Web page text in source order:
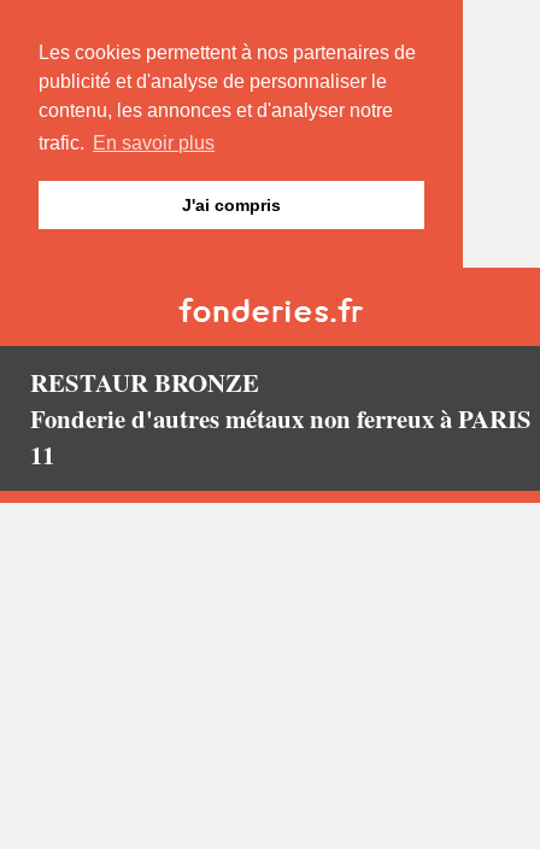
Les cookies permettent à nos partenaires de
publicité et d'analyse de personnaliser le
contenu, les annonces et d'analyser notre
trafic. En savoir plus
J'ai compris
RESTAUR BRONZE
Fonderie d'autres métaux non ferreux à PARIS
11